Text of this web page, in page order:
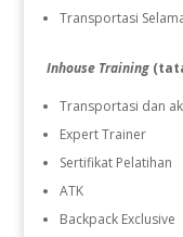
Transportasi
Inhouse Training
Transportasi dan
Expert Trainer
Sertifikat Pelatihan
ATK
Backpack Exclusive